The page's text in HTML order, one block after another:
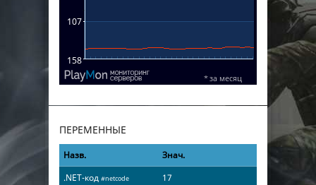
ПЕРЕМЕННЫЕ
Назв.
Знач.
.NET-код #netcode
17